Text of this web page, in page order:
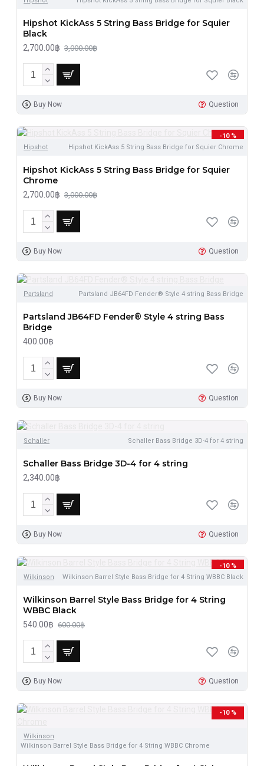
Hipshot KickAss 5 String Bass Bridge for Squier
Black
2,700.00฿ 3,000.00฿
Buy Now Question
-10 %
Hipshot
Hipshot KickAss 5 String Bass Bridge for Squier Chrome
Hipshot KickAss 5 String Bass Bridge for Squier
Chrome
2,700.00฿ 3,000.00฿
Buy Now Question
Partsland Partsland JB64FD Fender® Style 4 string Bass Bridge
Partsland JB64FD Fender® Style 4 string Bass
Bridge
400.00฿
Buy Now Question
Schaller Schaller Bass Bridge 3D-4 for 4 string
Schaller Bass Bridge 3D-4 for 4 string
2,340.00฿
Buy Now Question
-10 %
Wilkinson
Wilkinson Barrel Style Bass Bridge for 4 String WBBC Black
Wilkinson Barrel Style Bass Bridge for 4 String
WBBC Black
540.00฿ 600.00฿
Buy Now Question
-10 %
Wilkinson
Wilkinson Barrel Style Bass Bridge for 4 String WBBC Chrome